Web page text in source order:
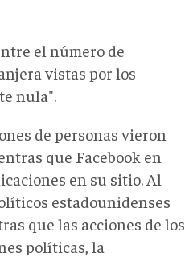
el número de
vistas por los
nula".
de personas vieron
que Facebook en
en su sitio. Al
estadounidenses
que las acciones de los
políticas, la